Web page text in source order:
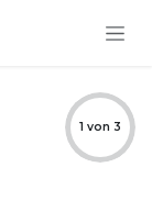
1 von 3